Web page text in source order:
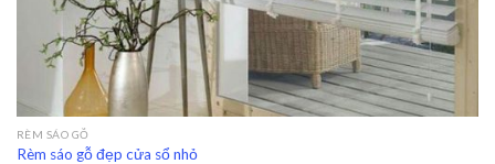
RÈM SÁO GỖ
Rèm sáo gỗ đẹp cửa sổ nhỏ